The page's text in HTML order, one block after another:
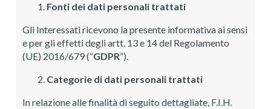
Fonti dei dati personali trattati
Gli Interessati ricevono la presente informativa ai sensi
e per gli effetti degli artt. 13 e 14 del Regolamento
(UE) 2016/679 (“GDPR”).
Categorie di dati personali trattati
In relazione alle finalità di seguito dettagliate, F.I.H.